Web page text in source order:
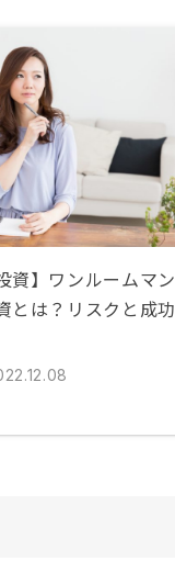
資】ワンルームマン
とは？リスクと成功